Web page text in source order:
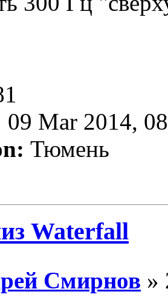
09 Mar 2014,
Тюмень
Waterfall
Смирнов »